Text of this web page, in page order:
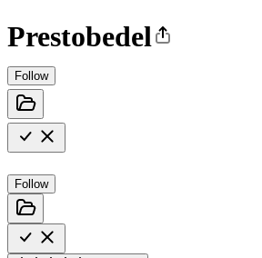
Prestobedel
Follow
Follow